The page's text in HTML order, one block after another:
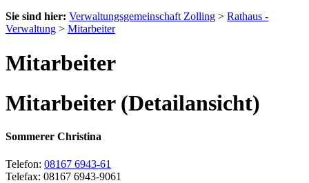
Sie sind hier: Verwaltungsgemeinschaft Zolling > Rathaus -
Verwaltung > Mitarbeiter
Mitarbeiter
Mitarbeiter (Detailansicht)
Sommerer Christina
Telefon: 08167 6943-61
Telefax: 08167 6943-9061